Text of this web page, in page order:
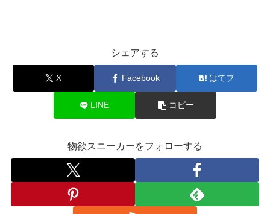
シェアする
X Facebook はてブ
LINE コピー
物欲スニーカーをフォローする